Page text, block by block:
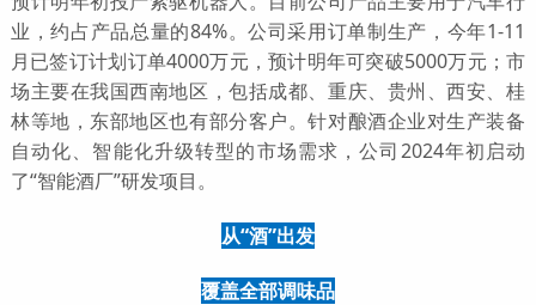
业，约占产品总量的84%。公司采用订单制生产，今年1-11
月已签订计划订单4000万元，预计明年可突破5000万元；市
场主要在我国西南地区，包括成都、重庆、贵州、西安、桂
林等地，东部地区也有部分客户。针对酿酒企业对生产装备
自动化、智能化升级转型的市场需求，公司2024年初启动
了“智能酒厂”研发项目。
从“酒”出发
覆盖全部调味品